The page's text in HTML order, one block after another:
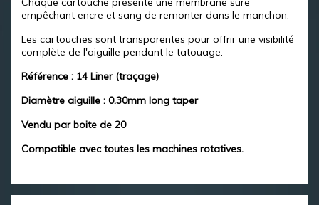
empêchant encre et sang de remonter dans le manchon.
Les cartouches sont transparentes pour offrir une visibilité
complète de l'aiguille pendant le tatouage.
Référence : 14 Liner (traçage)
Diamètre aiguille : 0.30mm long taper
Vendu par boite de 20
Compatible avec toutes les machines rotatives.